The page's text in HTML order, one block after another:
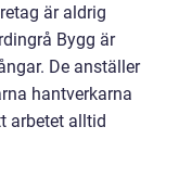
är aldrig
Bygg är
De anställer
hantverkarna
arbetet alltid